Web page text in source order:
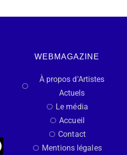
WEBMAGAZINE
À propos d'Artistes
Actuels
Le média
Accueil
Contact
Mentions légales